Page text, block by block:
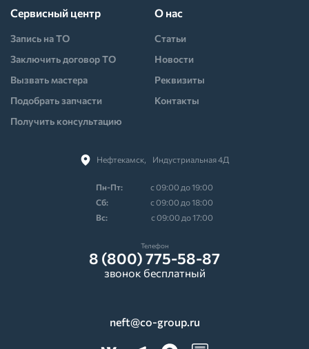
Нефтекамск,⠀Индустриальная 4Д
Пн-Пт:
с 09:00 до 19:00
Cб:
с 09:00 до 18:00
Вс:
с 09:00 до 17:00
Сервисный центр
Запись на ТО
Заключить договор ТО
Вызвать мастера
Подобрать запчасти
Получить консультацию
О нас
Статьи
Новости
Реквизиты
Контакты
Телефон
8 (800) 775-58-87
звонок бесплатный
neft@co-group.ru